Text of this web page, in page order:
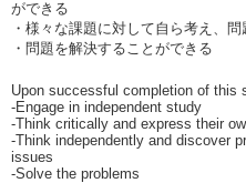
ができる
・様々な課題に対して自ら考え、
・問題を解決することができる
Upon successful completion of this
-Engage in independent study
-Think critically and express their
-Think independently and discover
issues
-Solve the problems